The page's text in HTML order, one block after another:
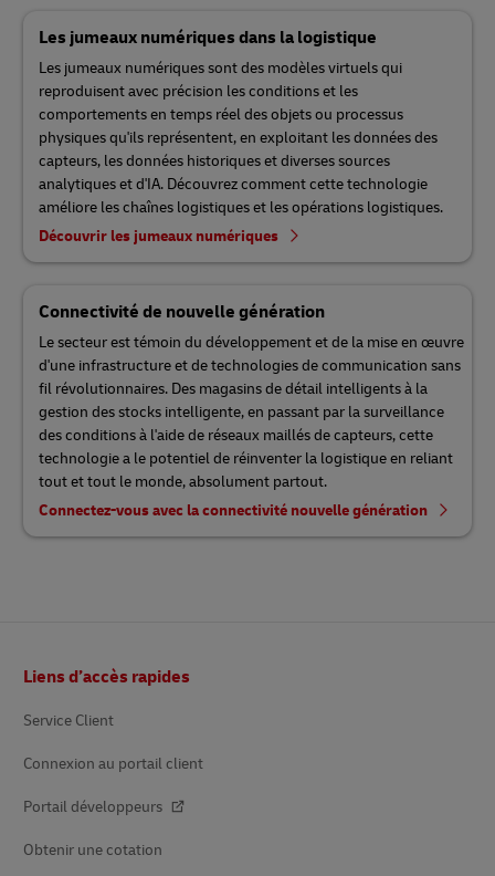
Les jumeaux numériques dans la logistique
Les jumeaux numériques sont des modèles virtuels qui
reproduisent avec précision les conditions et les
comportements en temps réel des objets ou processus
physiques qu'ils représentent, en exploitant les données des
capteurs, les données historiques et diverses sources
analytiques et d'IA. Découvrez comment cette technologie
améliore les chaînes logistiques et les opérations logistiques.
Découvrir les jumeaux numériques
Connectivité de nouvelle génération
Le secteur est témoin du développement et de la mise en œuvre
d'une infrastructure et de technologies de communication sans
fil révolutionnaires. Des magasins de détail intelligents à la
gestion des stocks intelligente, en passant par la surveillance
des conditions à l'aide de réseaux maillés de capteurs, cette
technologie a le potentiel de réinventer la logistique en reliant
tout et tout le monde, absolument partout.
Connectez-vous avec la connectivité nouvelle génération
de
Liens d’accès rapides
Service Client
Connexion au portail client
Portail développeurs
Obtenir une cotation